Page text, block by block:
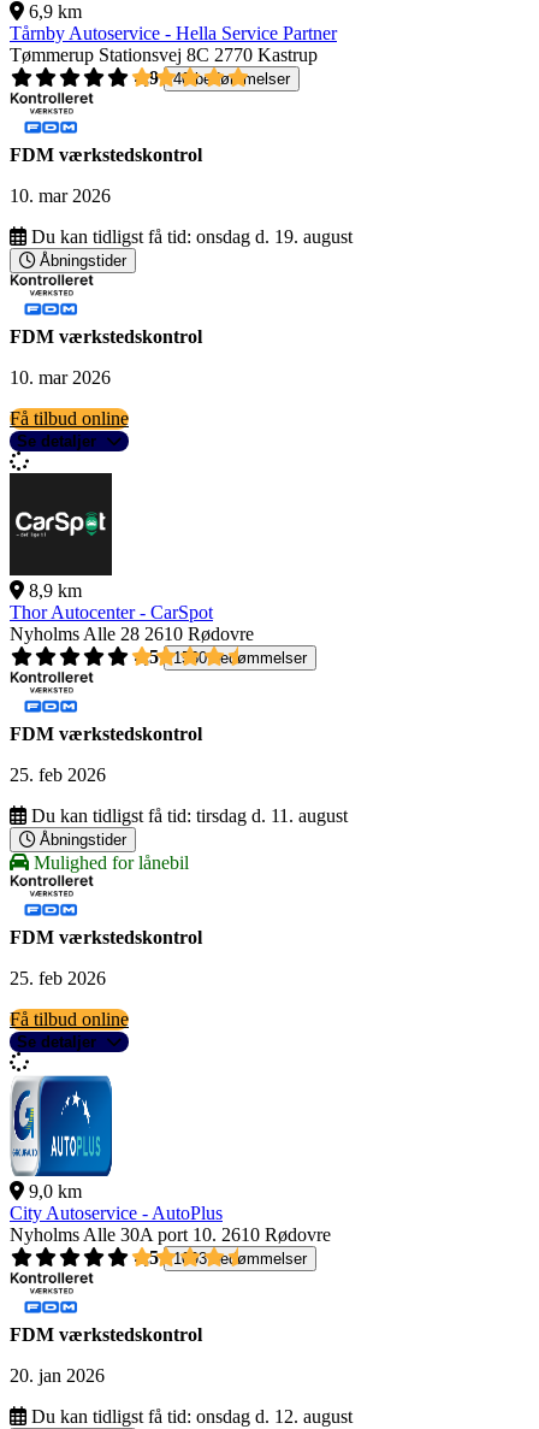
6,9 km
Tårnby Autoservice - Hella Service Partner
Tømmerup Stationsvej 8C 2770 Kastrup
4,9
40 bedømmelser
FDM værkstedskontrol
10. mar 2026
Du kan tidligst få tid: onsdag d. 19. august
Åbningstider
FDM værkstedskontrol
10. mar 2026
Få tilbud online
Se detaljer
8,9 km
Thor Autocenter - CarSpot
Nyholms Alle 28 2610 Rødovre
4,5
1560 bedømmelser
FDM værkstedskontrol
25. feb 2026
Du kan tidligst få tid: tirsdag d. 11. august
Åbningstider
Mulighed for lånebil
FDM værkstedskontrol
25. feb 2026
Få tilbud online
Se detaljer
9,0 km
City Autoservice - AutoPlus
Nyholms Alle 30A port 10. 2610 Rødovre
4,5
1093 bedømmelser
FDM værkstedskontrol
20. jan 2026
Du kan tidligst få tid: onsdag d. 12. august